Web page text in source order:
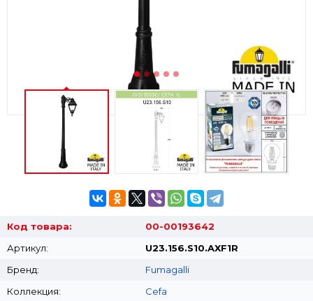
Код товара:
00-00193642
Артикул:
U23.156.S10.AXF1R
Бренд:
Fumagalli
Коллекция:
Cefa